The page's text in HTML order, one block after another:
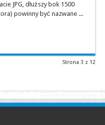
JPG, dłuższy bok 1500
powinny być nazwane ...
Strona 3 z 12